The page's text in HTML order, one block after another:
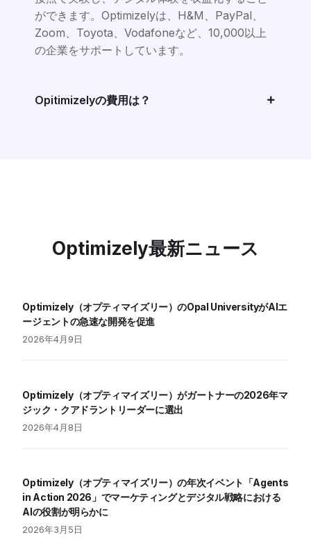
ができます。Optimizelyは、H&M、PayPal、
Zoom、Toyota、Vodafoneなど、10,000以上
の企業をサポートしています。
Opitimizelyの費用は？
Optimizely最新ニュース
Optimizely（オプティマイズリー）のOpal UniversityがAIエ
ージェントの急速な開発を促進
2026年4月9日
Optimizely（オプティマイズリー）がガートナーの2026年マ
ジック・クアドラントリーダーに選出
2026年4月8日
Optimizely（オプティマイズリー）の年次イベント「Agents
in Action 2026」でマーケティングとデジタル戦略における
AIの役割が明らかに
2026年3月5日